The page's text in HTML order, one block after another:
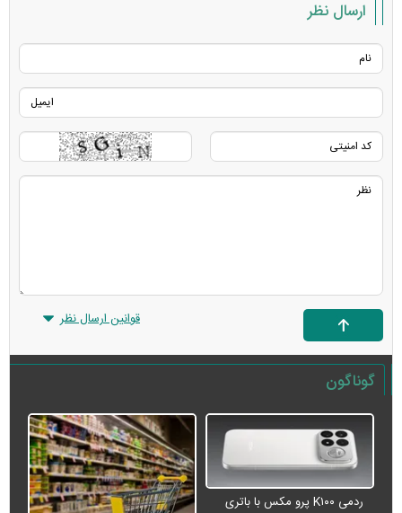
ارسال نظر
قوانین ارسال نظر
گوناگون
ردمی K۱۰۰ پرو مکس با باتری